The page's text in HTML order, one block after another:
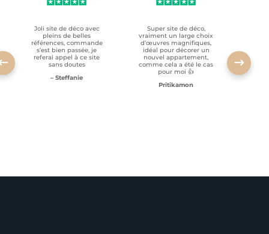
Joli site de déco avec
pleins de belles
références, commande
s’est bien passée, je
referai appel à ce site
sans doutes
– Steffanie
Super site de déco,
vraiment un large choix
d’œuvres magnifiques,
idéal pour décorer un
nouvel appartement,
comme cela a été le cas
pour moi 👍
Pritikamon